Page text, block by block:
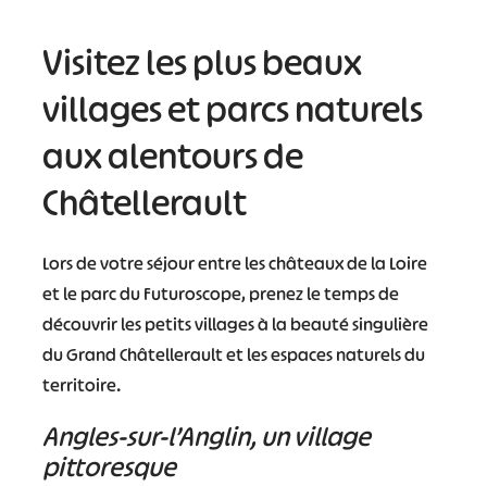
Visitez les plus beaux
villages et parcs naturels
aux alentours de
Châtellerault
Lors de votre séjour entre les châteaux de la Loire
et le parc du Futuroscope, prenez le temps de
découvrir les petits villages à la beauté singulière
du Grand Châtellerault et les espaces naturels du
territoire.
Angles-sur-l’Anglin, un village
pittoresque